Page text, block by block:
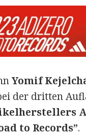
Yomif
der dritten
to Records”.